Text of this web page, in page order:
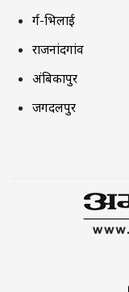
दुर्ग-भिलाई
राजनांदगांव
अंबिकापुर
जगदलपुर